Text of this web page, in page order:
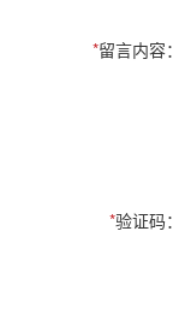
*留言内容：
*验证码：